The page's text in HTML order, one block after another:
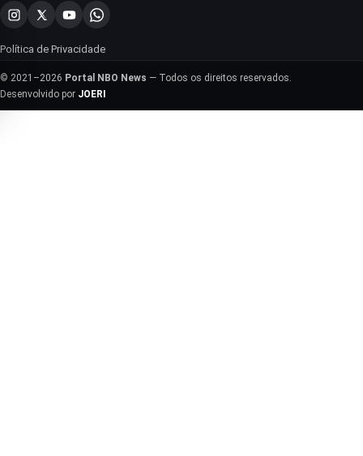
Política de Privacidade
© 2021–2026 Portal NBO News — Todos os direitos reservados.
Desenvolvido por JOERI